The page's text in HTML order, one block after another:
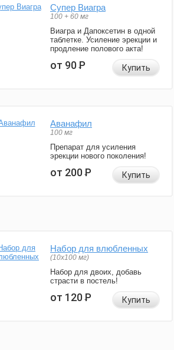
Супер Виагра
100 + 60 мг
Виагра и Дапоксетин в одной
таблетке. Усиление эрекции и
продление полового акта!
от 90Р Купить
Аванафил
100 мг
Препарат для усиления
эрекции нового поколения!
от 200Р Купить
Набор для влюбленных
(10х100 мг)
Набор для двоих, добавь
страсти в постель!
от 120Р Купить